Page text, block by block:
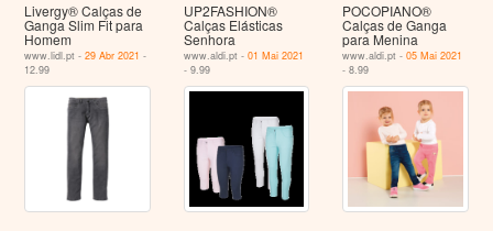
Livergy® Calças de
Ganga Slim Fit para
Homem
www.lidl.pt -29 Abr 2021 -
12.99
UP2FASHION®
Calças Elásticas
Senhora
www.aldi.pt - 01 Mai 2021
- 9.99
POCOPIANO®
Calças de Ganga
para Menina
www.aldi.pt -05 Mai 2021
- 8.99